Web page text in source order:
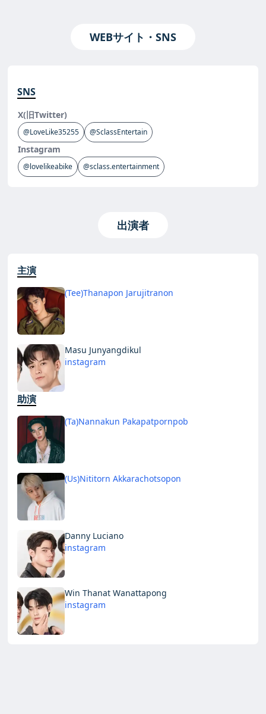
WEBサイト・SNS
SNS
X(旧Twitter)
@LoveLike35255 @SclassEntertain
Instagram
@lovelikeabike @sclass.entertainment
出演者
主演
(Tee)Thanapon Jarujitranon
Masu Junyangdikul
instagram
助演
(Ta)Nannakun Pakapatpornpob
(Us)Nititorn Akkarachotsopon
Danny Luciano
instagram
Win Thanat Wanattapong
instagram